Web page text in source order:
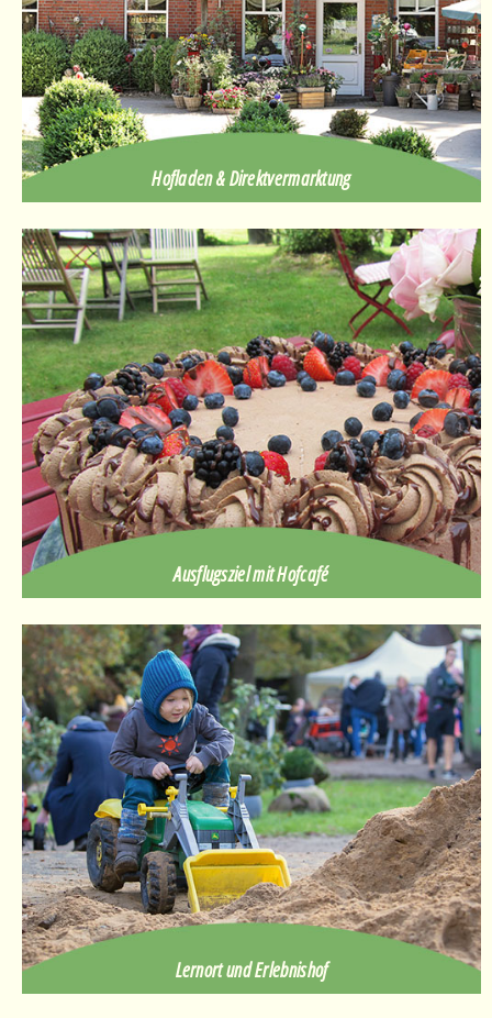
Hofladen & Direktvermarktung
Ausflugsziel mit Hofcafé
Lernort und Erlebnishof